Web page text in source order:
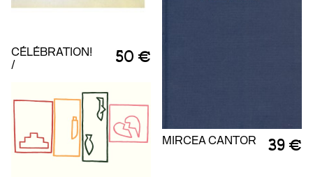
CÉLÉBRATION!
/
50 €
MIRCEA CANTOR 39 €